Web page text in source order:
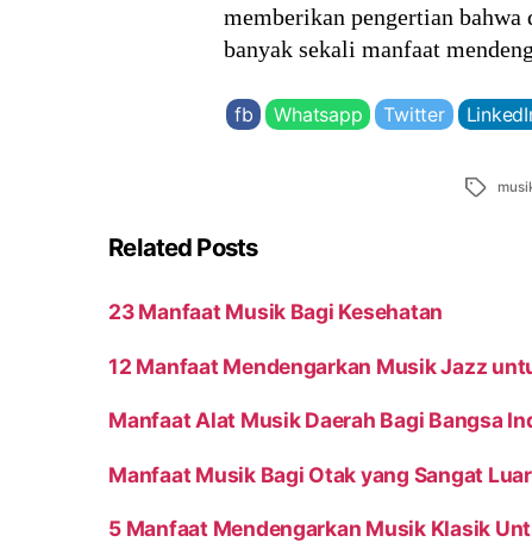
memberikan pengertian
banyak sekali manfaat
fb Whatsapp Twitter
Tags
Related Posts
23 Manfaat Musik Bagi Kesehatan
12 Manfaat Mendengarkan Musik Jazz
Manfaat Alat Musik Daerah Bagi Bangsa
Manfaat Musik Bagi Otak yang Sangat
5 Manfaat Mendengarkan Musik Klasik